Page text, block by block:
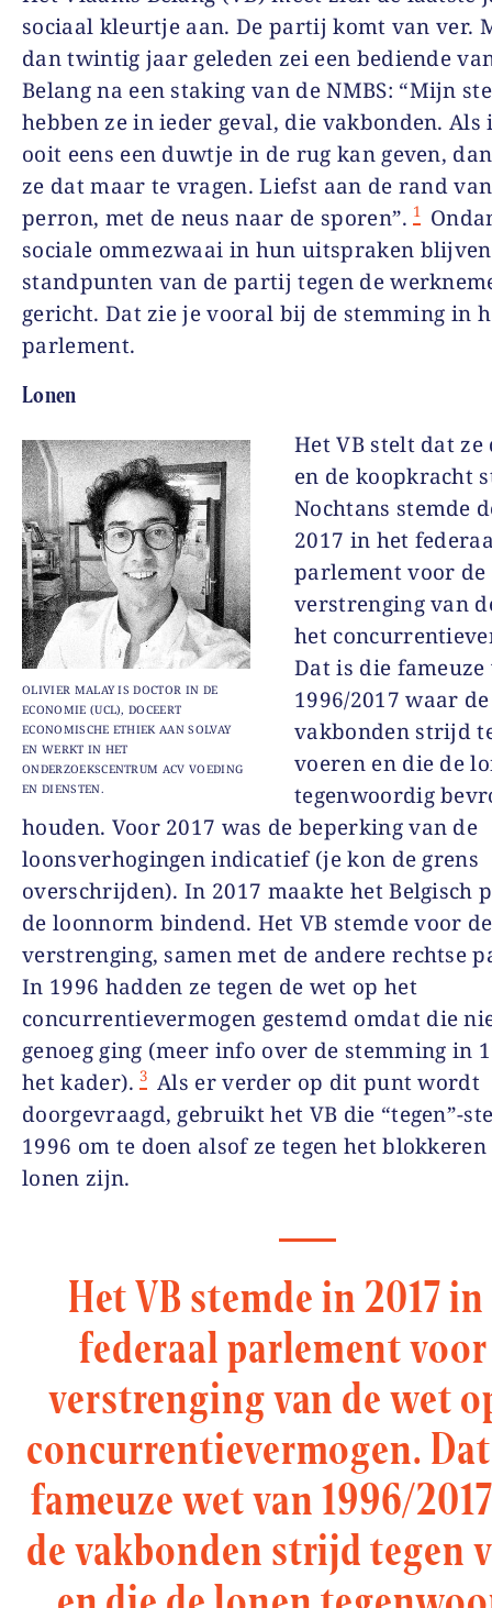
sociaal kleurtje aan. De partij komt van ver.
dan twintig jaar geleden zei een bediende
Belang na een staking van de NMBS: “Mijn
hebben ze in ieder geval, die vakbonden. Als
ooit eens een duwtje in de rug kan geven,
ze dat maar te vragen. Liefst aan de rand
perron, met de neus naar de sporen”. 1
sociale ommezwaai in hun uitspraken
standpunten van de partij tegen de
gericht. Dat zie je vooral bij de stemming in
parlement.
Lonen
OLIVIER MALAY IS DOCTOR IN DE
ECONOMIE (UCL), DOCEERT
ECONOMISCHE ETHIEK AAN SOLVAY
EN WERKT IN HET
ONDERZOEKSCENTRUM ACV VOEDING
EN DIENSTEN.
Het VB stelt dat ze
en de koopkracht
Nochtans stemde
2017 in het
parlement voor de
verstrenging van
het
Dat is die
1996/2017 waar de
vakbonden strijd
voeren en die de
tegenwoordig
houden. Voor 2017 was de beperking van de
loonsverhogingen indicatief (je kon de grens
overschrijden). In 2017 maakte het Belgisch
de loonnorm bindend. Het VB stemde voor
verstrenging, samen met de andere rechtse
In 1996 hadden ze tegen de wet op het
concurrentievermogen gestemd omdat die
genoeg ging (meer info over de stemming in
het kader). 3 Als er verder op dit punt wordt
doorgevraagd, gebruikt het VB die “tegen”-
1996 om te doen alsof ze tegen het
lonen zijn.
Het VB stemde in 2017
federaal parlement
verstrenging van de wet
concurrentievermogen.
fameuze wet van 1996/
de vakbonden strijd tegen